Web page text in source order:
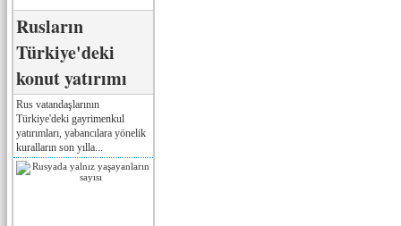
Rusların
Türkiye'deki
konut yatırımı
Rus vatandaşlarının
Türkiye'deki gayrimenkul
yatırımları, yabancılara yönelik
kuralların son yılla...